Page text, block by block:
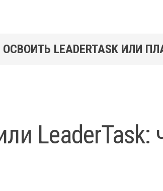
LEADERTASK ИЛИ
LeaderTask: